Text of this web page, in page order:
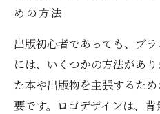
めの方法
出版初心者であっても、ブ
には、いくつかの方法があ
た本や出版物を主張するた
要です。ロゴデザインは、